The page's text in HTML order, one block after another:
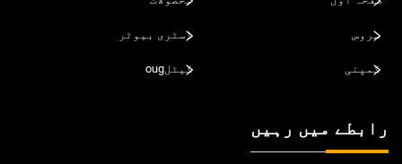
سروس ڈسٹری بیوٹر
کمپنی کیٹلoug
رابطے میں رہیں